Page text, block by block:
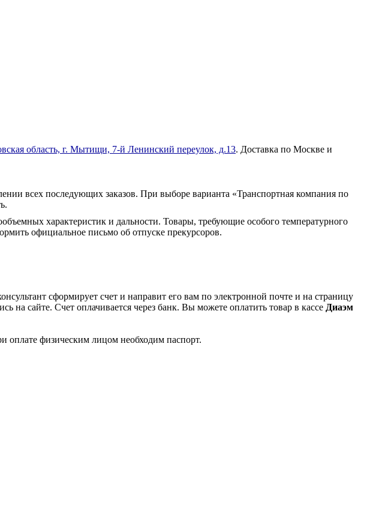
область, г. Мытищи, 7-й Ленинский переулок, д.13. Доставка по Москве и
всех последующих заказов. При выборе варианта «Транспортная компания по
характеристик и дальности. Товары, требующие особого температурного
официальное письмо об отпуске прекурсоров.
сформирует счет и направит его вам по электронной почте и на страницу
на сайте. Счет оплачивается через банк. Вы можете оплатить товар в кассе Диаэм
оплате физическим лицом необходим паспорт.